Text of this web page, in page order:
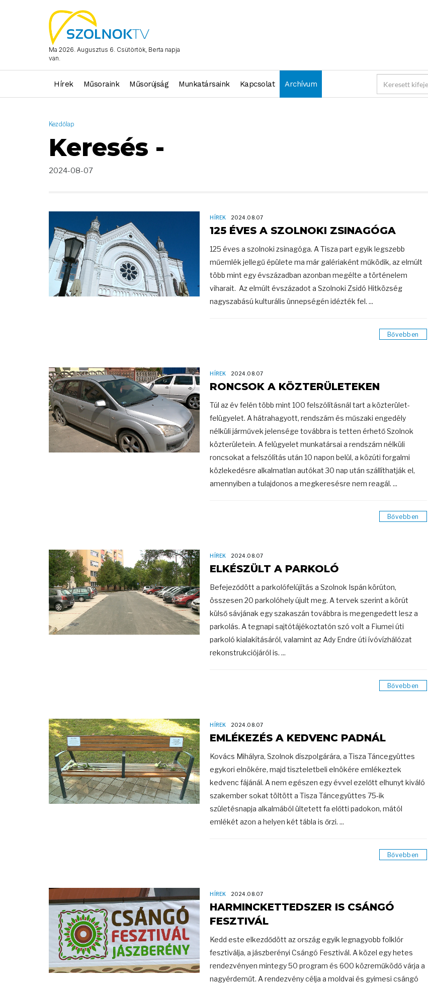
Ma 2026. Augusztus 6. Csütörtök, Berta napja
van.
Hírek Műsoraink Műsorújság Munkatársaink Kapcsolat Archívum
Kezdőlap
Keresés -
2024-08-07
HÍREK 2024.08.07
125 ÉVES A SZOLNOKI ZSINAGÓGA
125 éves a szolnoki zsinagóga. A Tisza part egyik legszebb
műemlék jellegű épülete ma már galériaként működik, az elmúlt
több mint egy évszázadban azonban megélte a történelem
viharait. Az elmúlt évszázadot a Szolnoki Zsidó Hitközség
nagyszabású kulturális ünnepségén idézték fel. ...
Bővebben
HÍREK 2024.08.07
RONCSOK A KÖZTERÜLETEKEN
Túl az év felén több mint 100 felszólításnál tart a közterület-
felügyelet. A hátrahagyott, rendszám és műszaki engedély
nélküli járművek jelensége továbbra is tetten érhető Szolnok
közterületein. A felügyelet munkatársai a rendszám nélküli
roncsokat a felszólítás után 10 napon belül, a közúti forgalmi
közlekedésre alkalmatlan autókat 30 nap után szállíthatják el,
amennyiben a tulajdonos a megkeresésre nem reagál. ...
Bővebben
HÍREK 2024.08.07
ELKÉSZÜLT A PARKOLÓ
Befejeződött a parkolófelújítás a Szolnok Ispán körúton,
összesen 20 parkolóhely újult meg. A tervek szerint a körút
külső sávjának egy szakaszán továbbra is megengedett lesz a
parkolás. A tegnapi sajtótájékoztatón szó volt a Fiumei úti
parkoló kialakításáról, valamint az Ady Endre úti ívóvízhálózat
rekonstrukciójáról is. ...
Bővebben
HÍREK 2024.08.07
EMLÉKEZÉS A KEDVENC PADNÁL
Kovács Mihályra, Szolnok díszpolgárára, a Tisza Táncegyüttes
egykori elnökére, majd tiszteletbeli elnökére emlékeztek
kedvenc fájánál. A nem egészen egy évvel ezelőtt elhunyt kiváló
szakember sokat töltött a Tisza Táncegyüttes 75-ik
születésnapja alkalmából ültetett fa előtti padokon, mától
emlékét azon a helyen két tábla is őrzi. ...
Bővebben
HÍREK 2024.08.07
HARMINCKETTEDSZER IS CSÁNGÓ
FESZTIVÁL
Kedd este elkezdődött az ország egyik legnagyobb folklór
fesztiválja, a jászberényi Csángó Fesztivál. A közel egy hetes
rendezvényen mintegy 50 program és 600 közreműködő várja a
nagyérdeműt. A rendezvény célja a moldvai és gyimesi csángó